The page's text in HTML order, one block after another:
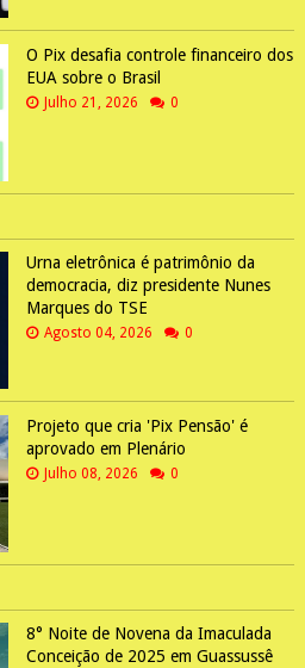
O Pix desafia controle financeiro dos
EUA sobre o Brasil
Julho 21, 2026 0
Urna eletrônica é patrimônio da
democracia, diz presidente Nunes
Marques do TSE
Agosto 04, 2026 0
Projeto que cria 'Pix Pensão' é
aprovado em Plenário
Julho 08, 2026 0
8° Noite de Novena da Imaculada
Conceição de 2025 em Guassussê